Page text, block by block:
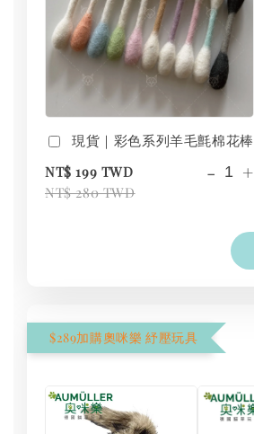
現貨｜彩色系列羊毛氈棉花棒
NT$ 199 TWD
NT$ 280 TWD
- +
$289加購奧咪樂 紓壓玩具